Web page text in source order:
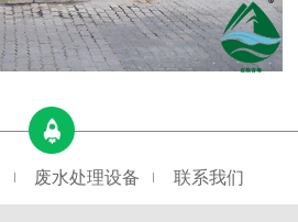
废水处理设备 联系我们